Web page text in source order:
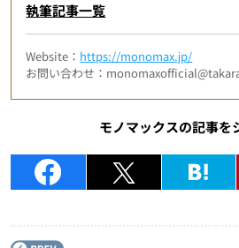
執筆記事一覧
Website： https://monomax.jp/
お問い合わせ：
モノマックスの記事を